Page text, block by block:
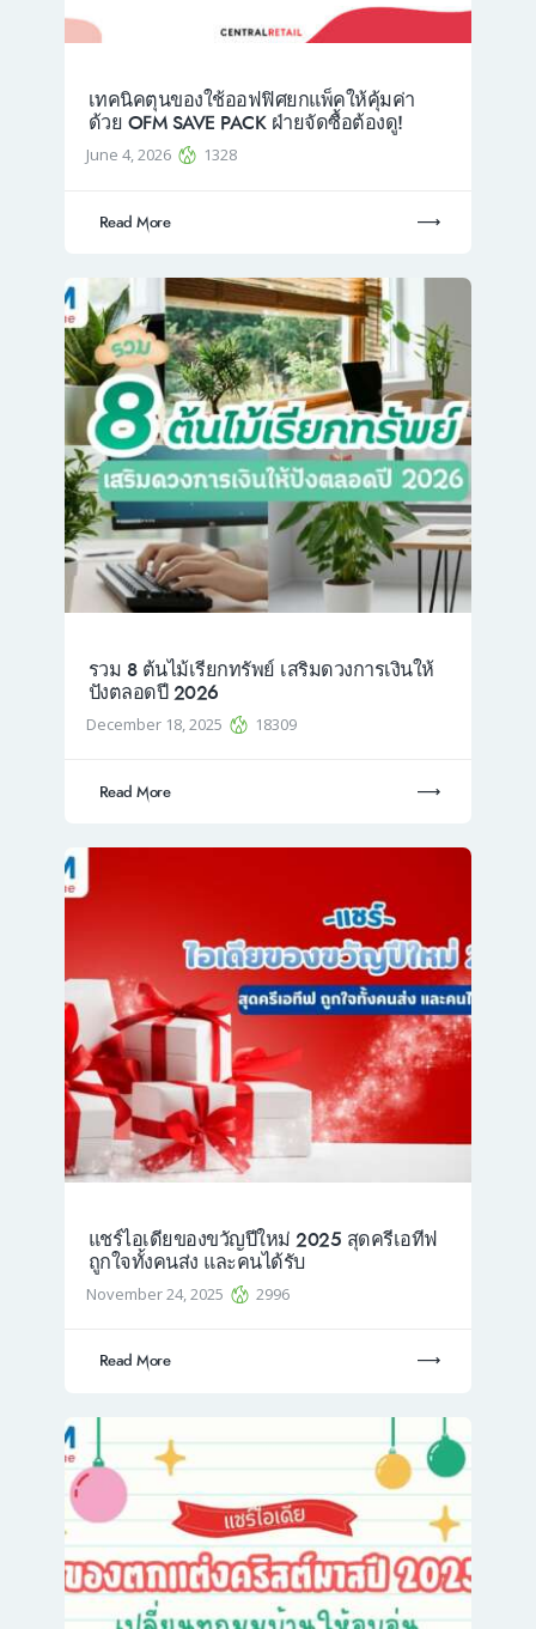
เทคนิคตุนของใช้ออฟฟิศยกแพ็คให้คุ้มค่า
ด้วย OFM SAVE PACK ฝ่ายจัดซื้อต้องดู!
June 4, 2026 1328
Read More
รวม 8 ต้นไม้เรียกทรัพย์ เสริมดวงการเงินให้
ปังตลอดปี 2026
December 18, 2025 18309
Read More
แชร์ไอเดียของขวัญปีใหม่ 2025 สุดครีเอทีฟ
ถูกใจทั้งคนส่ง และคนได้รับ
November 24, 2025 2996
Read More